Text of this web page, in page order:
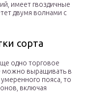
имеет гвоздичные
двумя волнами с
сорта
одно торговое
можно выращивать в
пояса, то
включая